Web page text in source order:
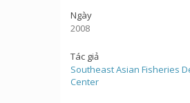
Ngày
2008
Tác giả
Southeast Asian Fisheries
Center